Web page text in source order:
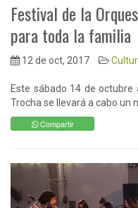
Festival de la
para toda la familia
12 de oct, 2017
Este sábado 14 de octubre
Trocha se llevará a cabo un
Compartir